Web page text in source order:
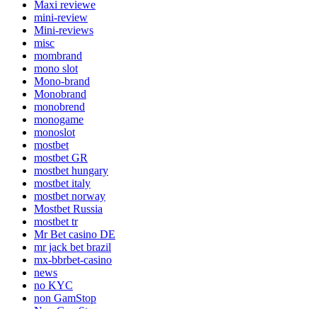
Maxi reviewe
mini-review
Mini-reviews
misc
mombrand
mono slot
Mono-brand
Monobrand
monobrend
monogame
monoslot
mostbet
mostbet GR
mostbet hungary
mostbet italy
mostbet norway
Mostbet Russia
mostbet tr
Mr Bet casino DE
mr jack bet brazil
mx-bbrbet-casino
news
no KYC
non GamStop